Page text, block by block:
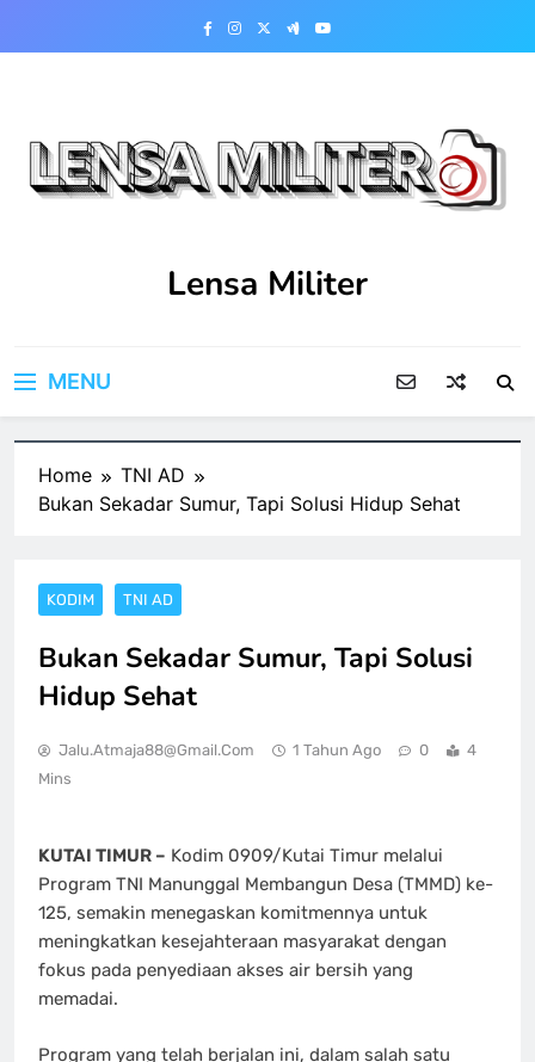
Lensa Militer
MENU
Home
TNI AD
Bukan Sekadar Sumur, Tapi Solusi Hidup Sehat
KODIM TNI AD
Bukan Sekadar Sumur, Tapi Solusi
Hidup Sehat
Jalu.atmaja88@gmail.com 1 Tahun Ago 0
4
Mins
KUTAI TIMUR – Kodim 0909/Kutai Timur melalui
Program TNI Manunggal Membangun Desa (TMMD) ke-
125, semakin menegaskan komitmennya untuk
meningkatkan kesejahteraan masyarakat dengan
fokus pada penyediaan akses air bersih yang
memadai.
Program yang telah berjalan ini, dalam salah satu